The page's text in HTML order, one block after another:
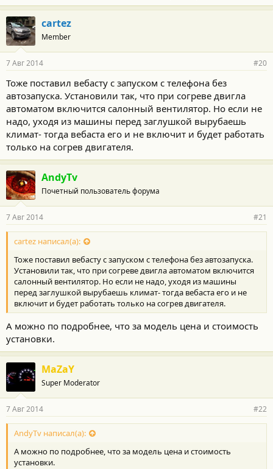
cartez
Member
7 Авг 2014 #20
Тоже поставил вебасту с запуском с телефона без
автозапуска. Установили так, что при согреве двигла
автоматом включится салонный вентилятор. Но если не
надо, уходя из машины перед заглушкой вырубаешь
климат- тогда вебаста его и не включит и будет работать
только на согрев двигателя.
AndyTv
Почетный пользователь форума
7 Авг 2014 #21
cartez написал(а):
Тоже поставил вебасту с запуском с телефона без автозапуска.
Установили так, что при согреве двигла автоматом включится
салонный вентилятор. Но если не надо, уходя из машины
перед заглушкой вырубаешь климат- тогда вебаста его и не
включит и будет работать только на согрев двигателя.
А можно по подробнее, что за модель цена и стоимость
установки.
MaZaY
Super Moderator
7 Авг 2014 #22
AndyTv написал(а):
А можно по подробнее, что за модель цена и стоимость
установки.